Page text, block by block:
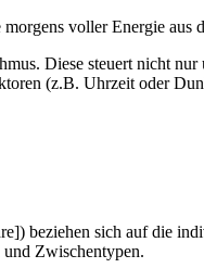
voller Energie aus
Diese steuert nicht
(z.B. Uhrzeit oder
beziehen sich auf die
Zwischentypen.